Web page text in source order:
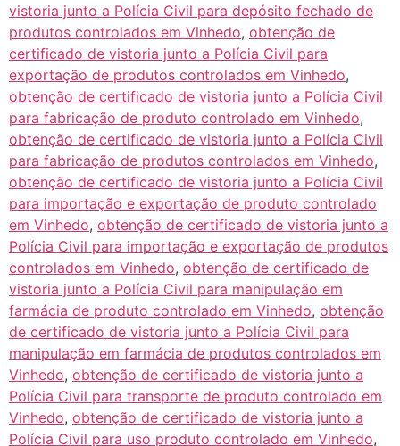
vistoria junto a Polícia Civil para depósito fechado de
produtos controlados em Vinhedo, obtenção de
certificado de vistoria junto a Polícia Civil para
exportação de produtos controlados em Vinhedo,
obtenção de certificado de vistoria junto a Polícia Civil
para fabricação de produto controlado em Vinhedo,
obtenção de certificado de vistoria junto a Polícia Civil
para fabricação de produtos controlados em Vinhedo,
obtenção de certificado de vistoria junto a Polícia Civil
para importação e exportação de produto controlado
em Vinhedo, obtenção de certificado de vistoria junto a
Polícia Civil para importação e exportação de produtos
controlados em Vinhedo, obtenção de certificado de
vistoria junto a Polícia Civil para manipulação em
farmácia de produto controlado em Vinhedo, obtenção
de certificado de vistoria junto a Polícia Civil para
manipulação em farmácia de produtos controlados em
Vinhedo, obtenção de certificado de vistoria junto a
Polícia Civil para transporte de produto controlado em
Vinhedo, obtenção de certificado de vistoria junto a
Polícia Civil para uso produto controlado em Vinhedo,